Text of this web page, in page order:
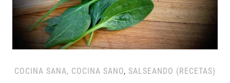
COCINA SANA, COCINA SANO, SALSEANDO (RECETAS)